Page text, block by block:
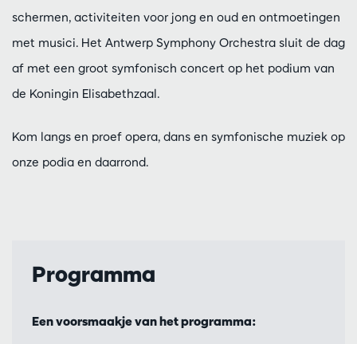
schermen, activiteiten voor jong en oud en ontmoetingen
met musici. Het Antwerp Symphony Orchestra sluit de dag
af met een groot symfonisch concert op het podium van
de Koningin Elisabethzaal.
Kom langs en proef opera, dans en symfonische muziek op
onze podia en daarrond.
Programma
Een voorsmaakje van het programma: